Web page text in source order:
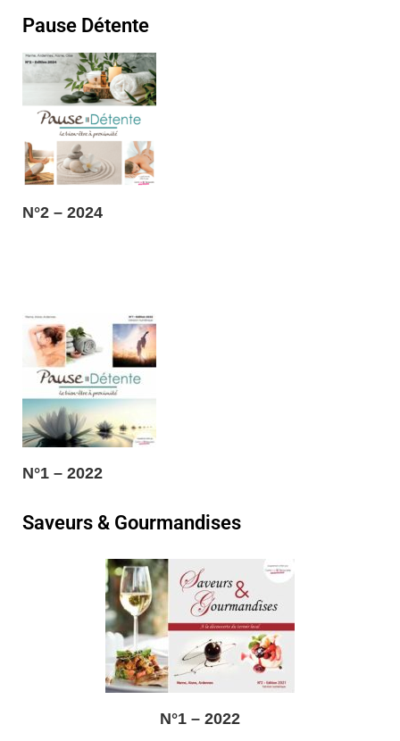
Pause Détente
N°2 – 2024
N°1 – 2022
Saveurs & Gourmandises
N°1 – 2022